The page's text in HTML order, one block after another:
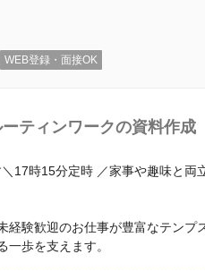
WEB登録・面接OK
ーティンワークの資料作成
17時15分定時 ／家事や趣味と両
経験歓迎のお仕事が豊富なテンプ
一歩を支えます。